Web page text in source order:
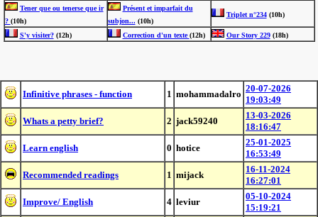
Tener que ou tenerse que ir
? (10h)
Présent et imparfait du
subjon... (10h)
Triplet n°234(10h)
S'y visiter?(12h) Correction d'un texte(12h) Our Story 229(18h)
Infinitive phrases - function 1 mohammadalro
20-07-2026
19:03:49
Whats a petty brief?
2 jack59240
13-03-2026
18:16:47
Learn english
0 hotice
25-01-2025
16:53:49
Recommended readings
1 mijack
16-11-2024
16:27:01
Improve/ English
4 leviur
05-10-2024
15:19:21